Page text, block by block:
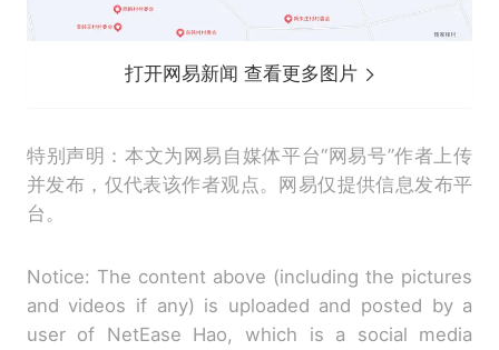
打开网易新闻 查看更多图片
特别声明：本文为网易自媒体平台“网易号”作者上传
并发布，仅代表该作者观点。网易仅提供信息发布平
台。
Notice: The content above (including the pictures
and videos if any) is uploaded and posted by a
user of NetEase Hao, which is a social media